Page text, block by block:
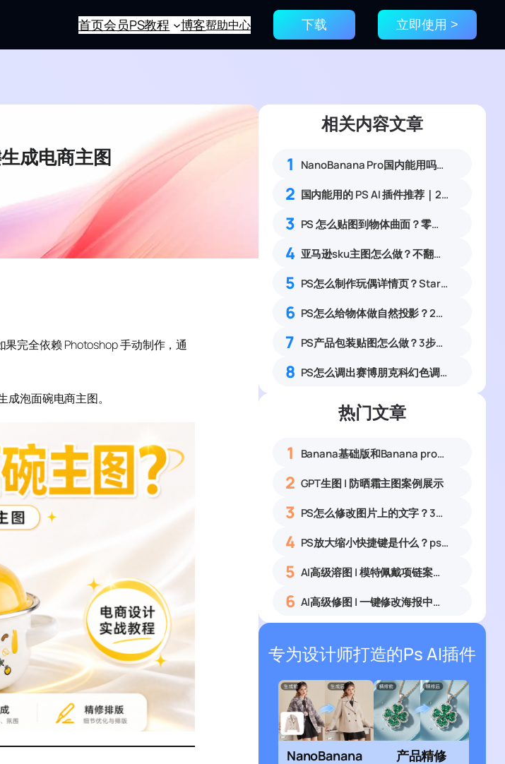
首页会员PS教程 博客帮助中心 下载 立即使用 >
成电商主图
完全依赖 Photoshop 手动制作，通
成泡面碗电商主图。
相关内容文章
1 NanoBanana Pro国内能用吗？Nano banana使用教程
2 国内能用的 PS AI 插件推荐｜2026 4款AI插件最新实测
3 PS 怎么贴图到物体曲面？零基础产品贴图贴合实操教程
4 亚马逊sku主图怎么做？不翻墙也能用GPT的PS教程
5 PS怎么制作玩偶详情页？StartAI 5分钟搞定详情页制作
6 PS怎么给物体做自然投影？2种高效方法对比
7 PS产品包装贴图怎么做？3步匹配光影实现真实立体效果
8 PS怎么调出赛博朋克科幻色调？城市夜景蓝紫红氛围感调色教程
热门文章
1 Banana基础版和Banana pro区别对比丨具体案例应用+使用教程
2 GPT生图 | 防晒霜主图案例展示
3 PS怎么修改图片上的文字？3种无痕改字方法，新手也能搞定
4 PS放大缩小快捷键是什么？ps怎么把图片拉大拉小？
5 AI高级溶图 | 模特佩戴项链案例展示
6 AI高级修图 | 一键修改海报中的文字
专为设计师打造的Ps AI插件
NanoBanana 产品精修